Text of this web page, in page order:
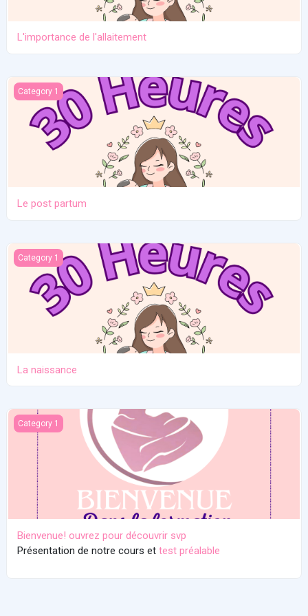
L'importance de l'allaitement
Le post partum
Category 1
Le post partum
La naissance
Category 1
La naissance
Bienvenue! ouvrez pour découvrir svp
Category 1
Bienvenue! ouvrez pour découvrir svp
Présentation de notre cours et test préalable